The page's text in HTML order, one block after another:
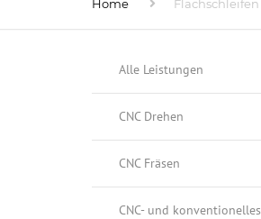
Home Flachschleifen
Alle Leistungen
CNC Drehen
CNC Fräsen
CNC- und konventionelles